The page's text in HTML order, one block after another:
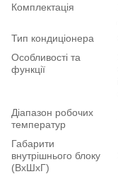
Комплектація
Тип кондиціонера
Особливості та
функції
Діапазон робочих
температур
Габарити
внутрішнього блоку
(ВхШхГ)